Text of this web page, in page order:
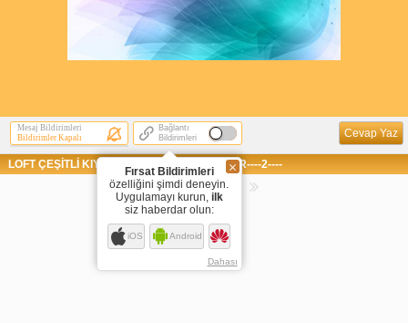
Mesaj Bildirimleri
Bildirimler Kapalı
Bağlantı
Bildirimleri
Fırsat Bildirimleri
özelliğini şimdi deneyin.
Uygulamayı kurun, ilk
siz haberdar olun:
iOS Android
Dahası
Cevap Yaz
LOFT ÇEŞİTLİ KIYAFETLER UYGUN FİYATLAR----2----
Sayfaya Git